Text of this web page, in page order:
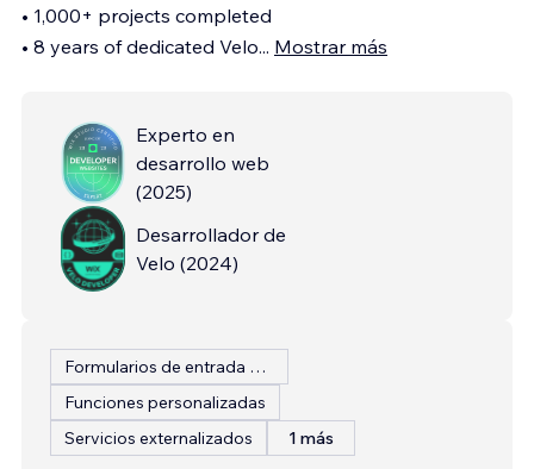
• 1,000+ projects completed
• 8 years of dedicated Velo... Mostrar más
Experto en
desarrollo web
(2025)
Desarrollador de
Velo (2024)
Formularios de entrada personalizados
Funciones personalizadas
Servicios externalizados
1 más